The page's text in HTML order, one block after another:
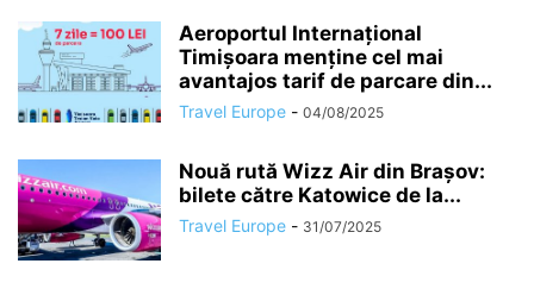
Aeroportul Internațional
Timișoara menține cel mai
avantajos tarif de parcare din...
Travel Europe - 04/08/2025
Nouă rută Wizz Air din Brașov:
bilete către Katowice de la...
Travel Europe - 31/07/2025